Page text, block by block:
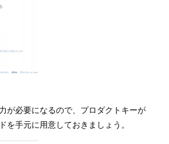
が必要になるので、プロダクトキーが
を手元に用意しておきましょう。